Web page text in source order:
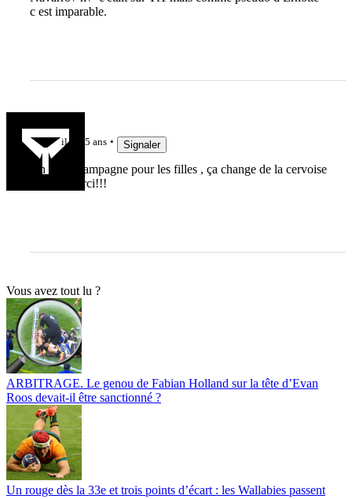
c est imparable.
il y a 5 ans Signaler
Ah ! du champagne pour les filles , ça change de la cervoise
tiède ;;;Merci!!!
Vous avez tout lu ?
ARBITRAGE. Le genou de Fabian Holland sur la tête d’Evan
Roos devait-il être sanctionné ?
Un rouge dès la 33e et trois points d’écart : les Wallabies passent